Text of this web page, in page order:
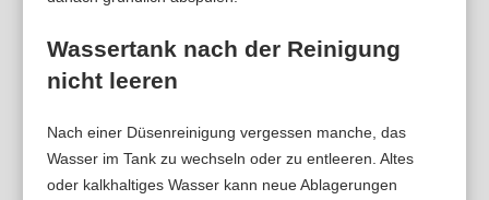
Wassertank nach der Reinigung
nicht leeren
Nach einer Düsenreinigung vergessen manche, das
Wasser im Tank zu wechseln oder zu entleeren. Altes
oder kalkhaltiges Wasser kann neue Ablagerungen